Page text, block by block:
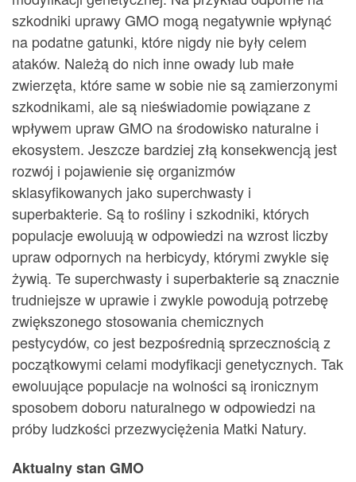
szkodniki uprawy GMO mogą negatywnie wpłynąć
na podatne gatunki, które nigdy nie były celem
ataków. Należą do nich inne owady lub małe
zwierzęta, które same w sobie nie są zamierzonymi
szkodnikami, ale są nieświadomie powiązane z
wpływem upraw GMO na środowisko naturalne i
ekosystem. Jeszcze bardziej złą konsekwencją jest
rozwój i pojawienie się organizmów
sklasyfikowanych jako superchwasty i
superbakterie. Są to rośliny i szkodniki, których
populacje ewoluują w odpowiedzi na wzrost liczby
upraw odpornych na herbicydy, którymi zwykle się
żywią. Te superchwasty i superbakterie są znacznie
trudniejsze w uprawie i zwykle powodują potrzebę
zwiększonego stosowania chemicznych
pestycydów, co jest bezpośrednią sprzecznością z
początkowymi celami modyfikacji genetycznych. Tak
ewoluujące populacje na wolności są ironicznym
sposobem doboru naturalnego w odpowiedzi na
próby ludzkości przezwyciężenia Matki Natury.
Aktualny stan GMO